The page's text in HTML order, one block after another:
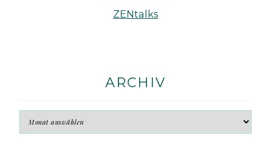
ZENtalks
ARCHIV